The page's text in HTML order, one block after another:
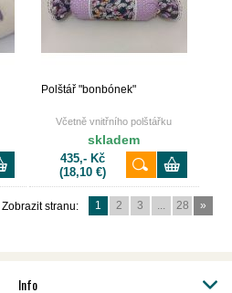
Polštář "bonbónek"
Včetně vnitřního polštářku
skladem
435,- Kč
(18,10 €)
Zobrazit stranu: 1 2 3 ... 28 »
Info